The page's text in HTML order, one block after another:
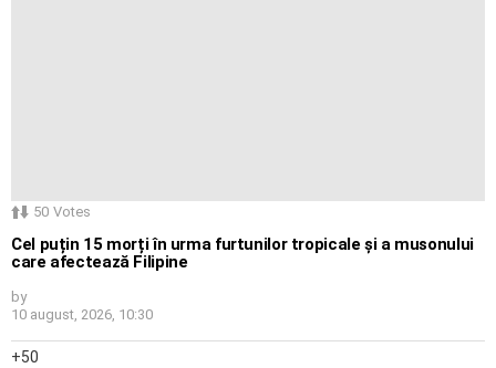
50 Votes
Cel puțin 15 morți în urma furtunilor tropicale și a musonului
care afectează Filipine
by
10 august, 2026, 10:30
50